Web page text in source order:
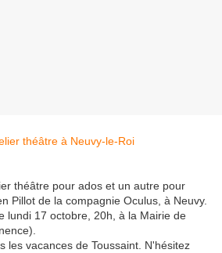
théâtre pour ados et un autre pour
Pillot de la compagnie Oculus, à Neuvy.
lundi 17 octobre, 20h, à la Mairie de
les vacances de Toussaint. N'hésitez